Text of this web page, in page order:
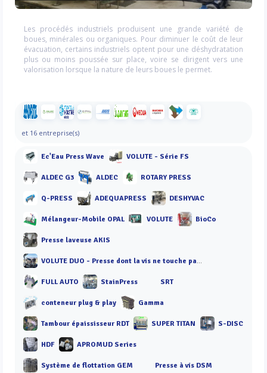
Les procédés industriels produisent une grande variété de
boues, minérales ou organiques. Pour diminuer le coût de leur
évacuation, certains industriels optent pour une déshydratation
plus ou moins poussée sur place, voire se dirigent vers une
valorisation lorsque la nature de leurs boues le permet.
et 16 entreprise(s)
Ec'Eau Press Wave VOLUTE - Série FS
ALDEC G3 ALDEC ROTARY PRESS
Q-PRESS ADEQUAPRESS DESHYVAC
Mélangeur-Mobile OPAL VOLUTE BioCo
Presse laveuse AKIS
VOLUTE DUO - Presse dont la vis ne touche pas les anneaux
FULL AUTO StainPress SRT
conteneur plug & play Gamma
Tambour épaississeur RDT SUPER TITAN S-DISC
HDF APROMUD Series
Système de flottation GEM Presse à vis DSM